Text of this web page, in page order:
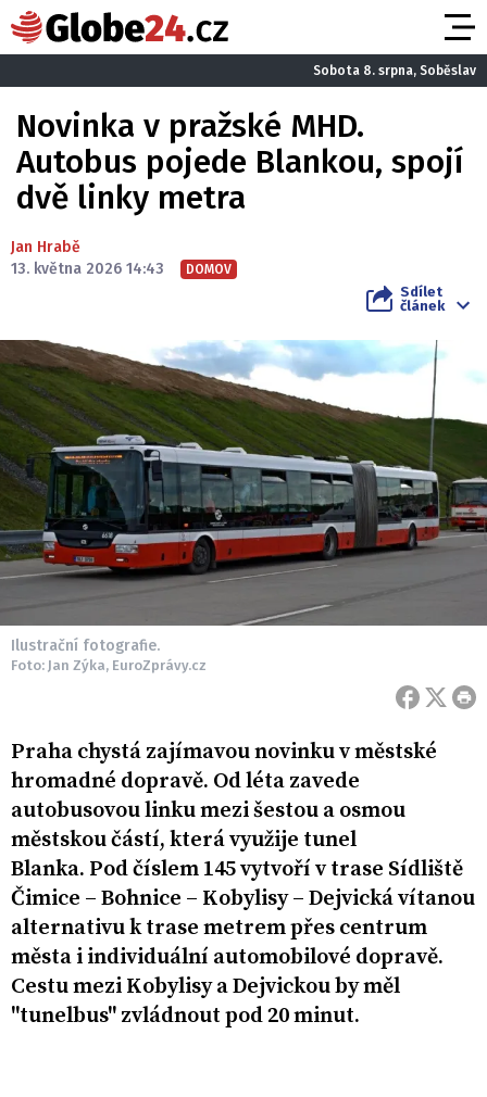
Sobota 8. srpna, Soběslav
Novinka v pražské MHD.
Autobus pojede Blankou, spojí
dvě linky metra
Jan Hrabě
13. května 2026 14:43
DOMOV
Sdílet
článek
Ilustrační fotografie.
Foto: Jan Zýka, EuroZprávy.cz
Praha chystá zajímavou novinku v městské
hromadné dopravě. Od léta zavede
autobusovou linku mezi šestou a osmou
městskou částí, která využije tunel
Blanka. Pod číslem 145 vytvoří v trase Sídliště
Čimice – Bohnice – Kobylisy – Dejvická vítanou
alternativu k trase metrem přes centrum
města i individuální automobilové dopravě.
Cestu mezi Kobylisy a Dejvickou by měl
"tunelbus" zvládnout pod 20 minut.